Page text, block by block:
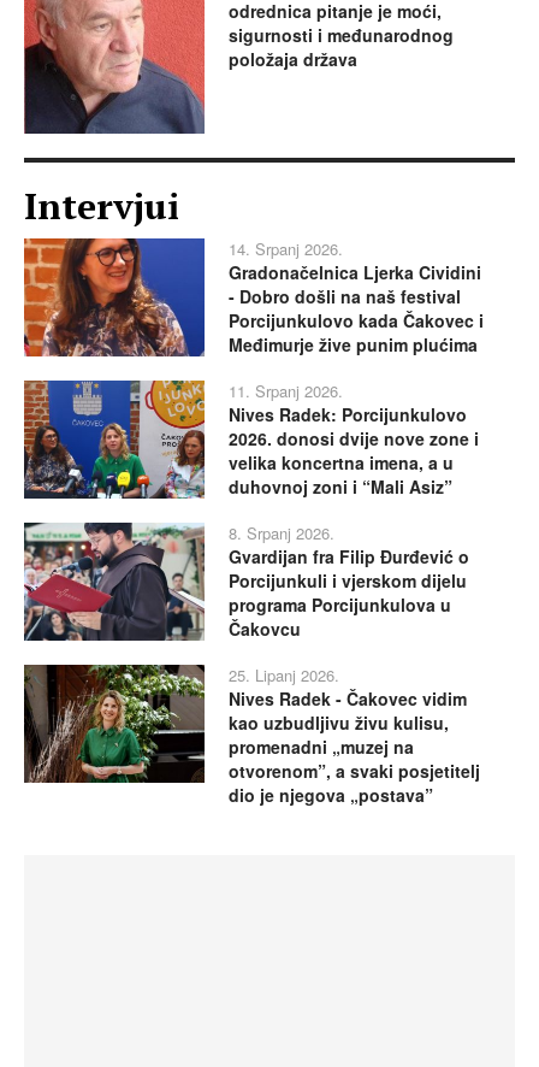
odrednica pitanje je moći,
sigurnosti i međunarodnog
položaja država
Intervjui
14. Srpanj 2026.
Gradonačelnica Ljerka Cividini
- Dobro došli na naš festival
Porcijunkulovo kada Čakovec i
Međimurje žive punim plućima
11. Srpanj 2026.
Nives Radek: Porcijunkulovo
2026. donosi dvije nove zone i
velika koncertna imena, a u
duhovnoj zoni i “Mali Asiz”
8. Srpanj 2026.
Gvardijan fra Filip Đurđević o
Porcijunkuli i vjerskom dijelu
programa Porcijunkulova u
Čakovcu
25. Lipanj 2026.
Nives Radek - Čakovec vidim
kao uzbudljivu živu kulisu,
promenadni „muzej na
otvorenom”, a svaki posjetitelj
dio je njegova „postava”